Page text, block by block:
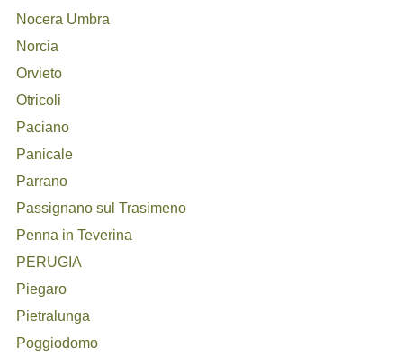
Nocera Umbra
Norcia
Orvieto
Otricoli
Paciano
Panicale
Parrano
Passignano sul Trasimeno
Penna in Teverina
PERUGIA
Piegaro
Pietralunga
Poggiodomo